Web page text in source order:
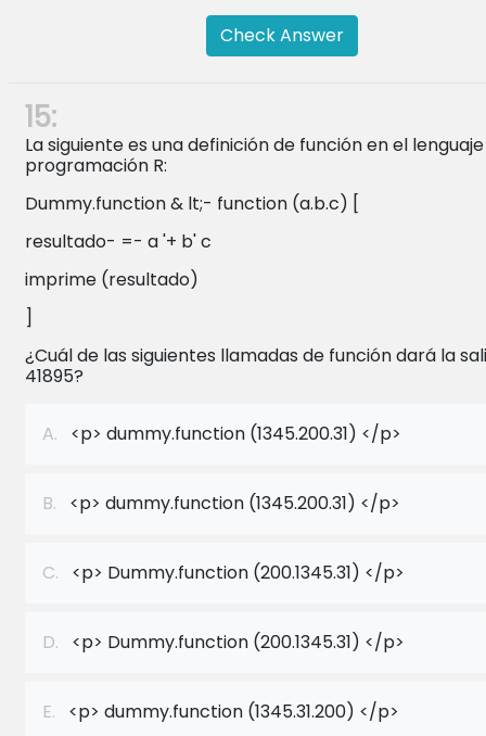
Check Answer
15:
La siguiente es una definición de función en el
programación R:
Dummy.function & lt;- function (a.b.c) [
resultado- =- a '+ b' c
imprime (resultado)
]
¿Cuál de las siguientes llamadas de función dará la
41895?
A. <p> dummy.function (1345.200.31) </p>
B. <p> dummy.function (1345.200.31) </p>
C. <p> Dummy.function (200.1345.31) </p>
D. <p> Dummy.function (200.1345.31) </p>
E. <p> dummy.function (1345.31.200) </p>